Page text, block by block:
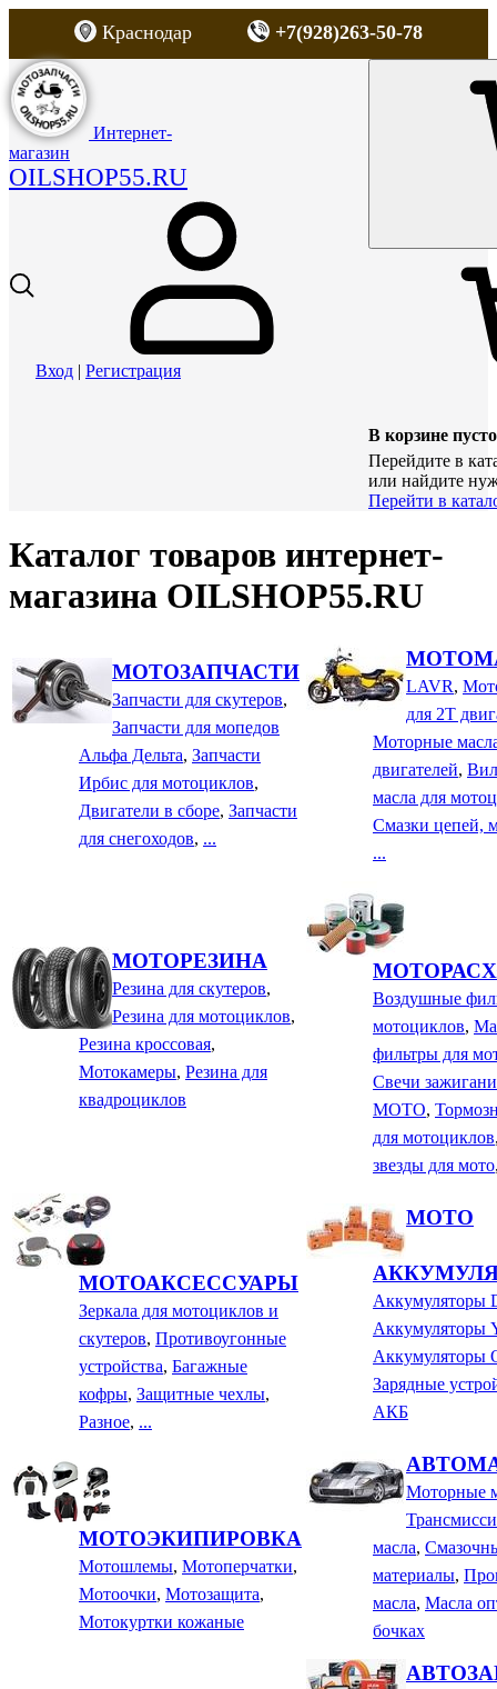
Краснодар +7(928)263-50-78
Интернет-
магазин
OILSHOP55.RU
Вход | Регистрация
В корзине пусто
Перейдите в
или найдите
Перейти в
Каталог товаров интернет-
магазина OILSHOP55.RU
МОТОЗАПЧАСТИ
Запчасти для скутеров,
Запчасти для мопедов
Альфа Дельта, Запчасти
Ирбис для мотоциклов,
Двигатели в сборе, Запчасти
для снегоходов, ...
LAVR,
для 2Т
Моторные
двигателей,
масла для
Смазки цепей,
...
МОТОРЕЗИНА
Резина для скутеров,
Резина для мотоциклов,
Резина кроссовая,
Мотокамеры, Резина для
квадроциклов
Воздушные
мотоциклов,
фильтры для
Свечи
МОТО,
для мотоциклов
звезды для мото
МОТОАКСЕССУАРЫ
Зеркала для мотоциклов и
скутеров, Противоугонные
устройства, Багажные
кофры, Защитные чехлы,
Разное, ...
МОТО
Аккумуляторы
Аккумуляторы
Аккумуляторы
Зарядные
АКБ
МОТОЭКИПИРОВКА
Мотошлемы, Мотоперчатки,
Мотоочки, Мотозащита,
Мотокуртки кожаные
Моторные
масла,
материалы,
масла, Масла
бочках